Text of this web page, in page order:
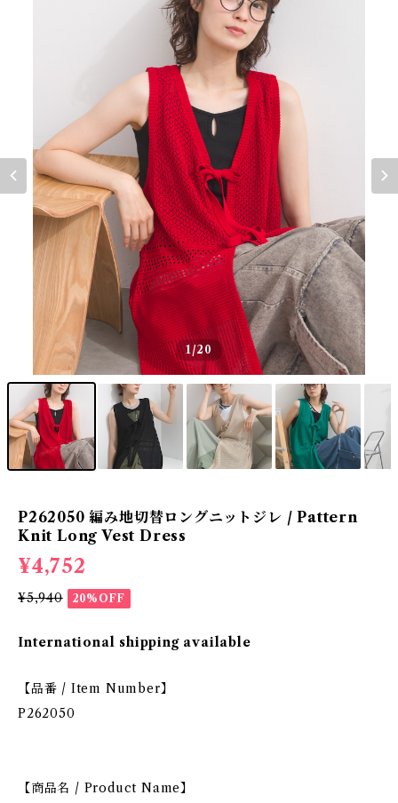
1/20
P262050 編み地切替ロングニットジレ / Pattern
Knit Long Vest Dress
¥4,752
¥5,940 20%OFF
International shipping available
【品番 / Item Number】
P262050
【商品名 / Product Name】